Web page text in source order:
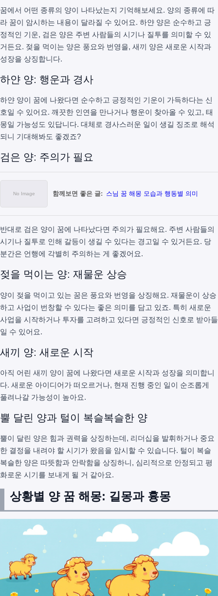
꿈에서 어떤 종류의 양이 나타났는지 기억해보세요. 양의 종류에 따
라 꿈이 암시하는 내용이 달라질 수 있어요. 하얀 양은 순수하고 긍
정적인 기운, 검은 양은 주변 사람들의 시기나 질투를 의미할 수 있
거든요. 젖을 먹이는 양은 풍요와 번영을, 새끼 양은 새로운 시작과
성장을 상징합니다.
하얀 양: 행운과 경사
하얀 양이 꿈에 나왔다면 순수하고 긍정적인 기운이 가득하다는 신
호일 수 있어요. 깨끗한 인연을 만나거나 행운이 찾아올 수 있고, 태
몽일 가능성도 있답니다. 대체로 경사스러운 일이 생길 징조로 해석
되니 기대해봐도 좋겠죠?
검은 양: 주의가 필요
함께보면 좋은 글: 스님 꿈 해몽 모습과 행동별 의미
반대로 검은 양이 꿈에 나타났다면 주의가 필요해요. 주변 사람들의
시기나 질투로 인해 갈등이 생길 수 있다는 경고일 수 있거든요. 당
분간은 언행에 각별히 주의하는 게 좋겠어요.
젖을 먹이는 양: 재물운 상승
양이 젖을 먹이고 있는 꿈은 풍요와 번영을 상징해요. 재물운이 상승
하고 사업이 번창할 수 있다는 좋은 의미를 담고 있죠. 특히 새로운
사업을 시작하거나 투자를 고려하고 있다면 긍정적인 신호로 받아들
일 수 있어요.
새끼 양: 새로운 시작
아직 어린 새끼 양이 꿈에 나왔다면 새로운 시작과 성장을 의미합니
다. 새로운 아이디어가 떠오르거나, 현재 진행 중인 일이 순조롭게
풀려나갈 가능성이 높아요.
뿔 달린 양과 털이 복슬복슬한 양
뿔이 달린 양은 힘과 권력을 상징하는데, 리더십을 발휘하거나 중요
한 결정을 내려야 할 시기가 왔음을 암시할 수 있습니다. 털이 복슬
복슬한 양은 따뜻함과 안락함을 상징하니, 심리적으로 안정되고 평
화로운 시기를 보내게 될 거 같아요.
상황별 양 꿈 해몽: 길몽과 흉몽